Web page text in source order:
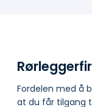
Fordelen med å
at du får tilgang